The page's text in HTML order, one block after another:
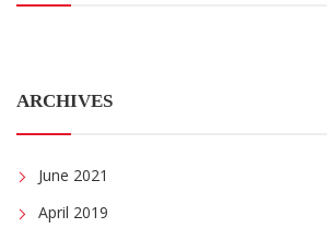
ARCHIVES
June 2021
April 2019